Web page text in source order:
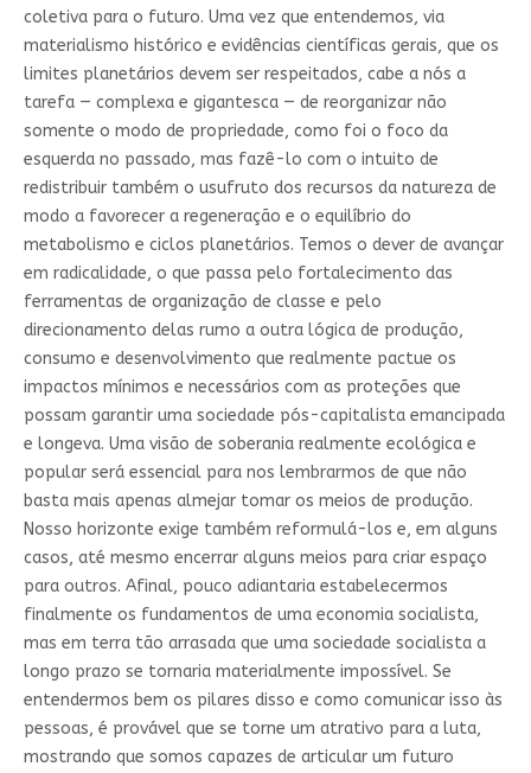
coletiva para o futuro. Uma vez que entendemos, via
materialismo histórico e evidências científicas gerais, que os
limites planetários devem ser respeitados, cabe a nós a
tarefa — complexa e gigantesca — de reorganizar não
somente o modo de propriedade, como foi o foco da
esquerda no passado, mas fazê-lo com o intuito de
redistribuir também o usufruto dos recursos da natureza de
modo a favorecer a regeneração e o equilíbrio do
metabolismo e ciclos planetários. Temos o dever de avançar
em radicalidade, o que passa pelo fortalecimento das
ferramentas de organização de classe e pelo
direcionamento delas rumo a outra lógica de produção,
consumo e desenvolvimento que realmente pactue os
impactos mínimos e necessários com as proteções que
possam garantir uma sociedade pós-capitalista emancipada
e longeva. Uma visão de soberania realmente ecológica e
popular será essencial para nos lembrarmos de que não
basta mais apenas almejar tomar os meios de produção.
Nosso horizonte exige também reformulá-los e, em alguns
casos, até mesmo encerrar alguns meios para criar espaço
para outros. Afinal, pouco adiantaria estabelecermos
finalmente os fundamentos de uma economia socialista,
mas em terra tão arrasada que uma sociedade socialista a
longo prazo se tornaria materialmente impossível. Se
entendermos bem os pilares disso e como comunicar isso às
pessoas, é provável que se torne um atrativo para a luta,
mostrando que somos capazes de articular um futuro